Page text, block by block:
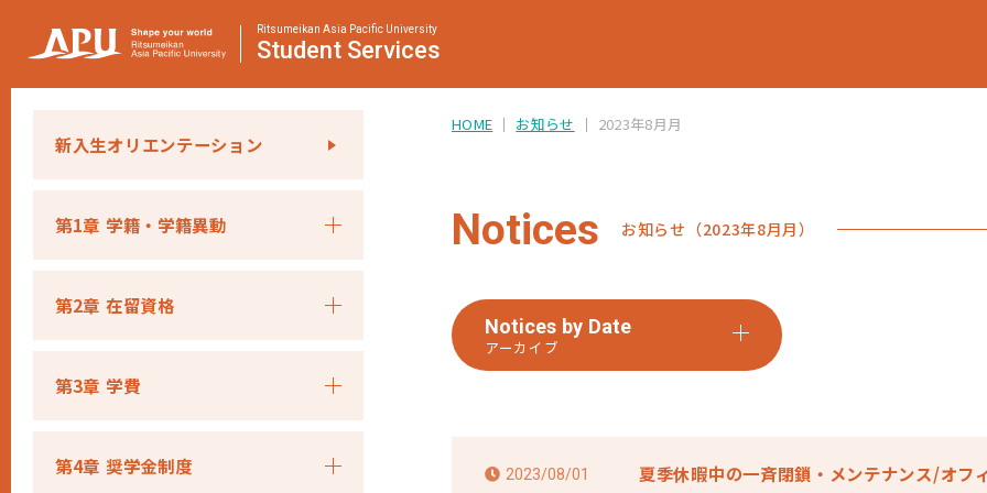
Ritsumeikan Asia Pacific University
Student Services
新入生オリエンテーション
第1章 学籍・学籍異動
第2章 在留資格
第3章 学費
第4章 奨学金制度
HOME お知らせ 2023年8月月
Notices お知らせ（2023年8月月）
Notices by Date
アーカイブ
2023/08/01 夏季休暇中の一斉閉鎖・メンテナンス/オフ